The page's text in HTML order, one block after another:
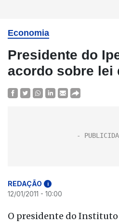
Economia
Presidente do
acordo sobre lei
REDAÇÃO i
12/01/2011 - 10:00
O presidente do Instituto